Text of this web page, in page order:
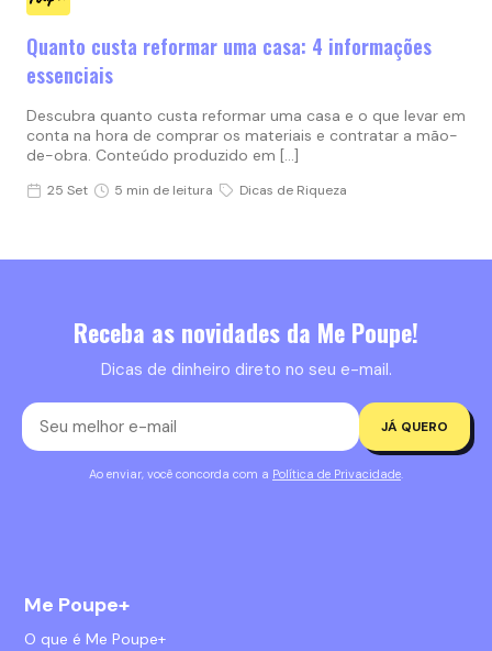
Quanto custa reformar uma casa: 4 informações
essenciais
Descubra quanto custa reformar uma casa e o que levar em
conta na hora de comprar os materiais e contratar a mão-
de-obra. Conteúdo produzido em […]
25 Set 5 min de leitura Dicas de Riqueza
Receba as novidades da Me Poupe!
Dicas de dinheiro direto no seu e-mail.
JÁ QUERO
Ao enviar, você concorda com a Política de Privacidade.
Me Poupe+
O que é Me Poupe+